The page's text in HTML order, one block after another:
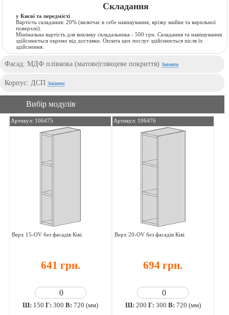
Складання
у Києві та передмісті
Вартість складання:20% (включає в себе навішування, врізку мийки та варильної
поверхні).
Мінімальна вартість для виклику складальника - 500 грн. Складання та навішування
здійснюється окремо від доставки. Оплата цих послуг здійснюється після їх
здійснення.
Фасад: МДФ плівкова (матове|глянцеве покриття)Змінити
Корпус: ДСПЗмінити
Вибір модулів
Артикул: 106475
Верх 15-OV без фасадів Ківі
641 грн.
Ш: 150 Г:300 В:720 (мм)
Артикул: 106476
Верх 20-OV без фасадів Ківі
694 грн.
Ш: 200 Г: 300 В: 720 (мм)